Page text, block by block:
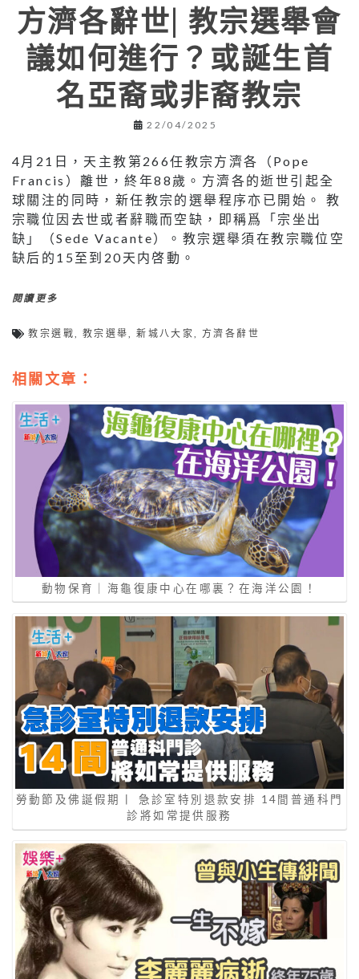
方濟各辭世| 教宗選舉會
議如何進行？或誕生首
名亞裔或非裔教宗
22/04/2025
4月21日，天主教第266任教宗方濟各（Pope
Francis）離世，終年88歲。方濟各的逝世引起全
球關注的同時，新任教宗的選舉程序亦已開始。 教
宗職位因去世或者辭職而空缺，即稱爲「宗坐出
缺」（Sede Vacante）。教宗選舉須在教宗職位空
缺后的15至到20天内啓動。
閱讀更多
教宗選戰, 教宗選舉,新城八大家,方濟各辭世
相關文章：
動物保育｜海龜復康中心在哪裏？在海洋公園！
勞動節及佛誕假期丨 急診室特別退款安排 14間普通科門
診將如常提供服務